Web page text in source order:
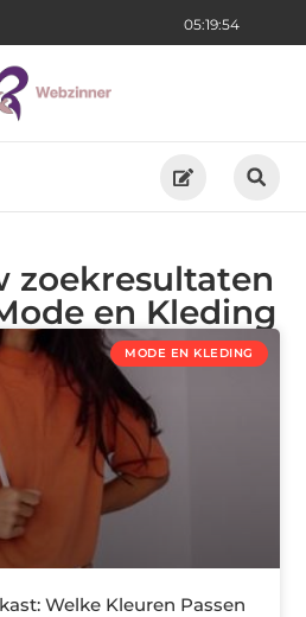
05:19:55
zoekresultaten
en Kleding
MODE EN KLEDING
Welke Kleuren Passen